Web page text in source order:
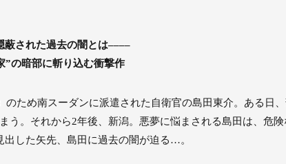
された過去の闇とは––––
”の暗部に斬り込む衝撃作
のため南スーダンに派遣された⾃衛官の島⽥東介。ある⽇
う。それから2年後、新潟。悪夢に悩まされる島⽥は、危
した矢先、島田に過去の闇が迫る…。